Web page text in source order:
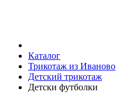
Каталог
Трикотаж из Иваново
Детский трикотаж
Детски футболки